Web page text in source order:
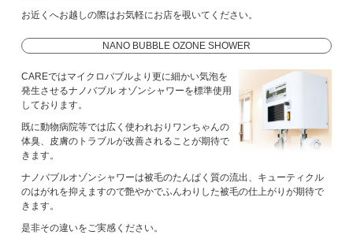
お近くへお越しの際はお気軽にお店を覗いてください。
NANO BUBBLE OZONE SHOWER
CAREではマイクロバブルより更に細かい気泡を
発生させるナノバブル オゾンシャワーを標準使用
しております。
既に動物病院等では広く使われおりワンちゃんの
体臭、皮膚のトラブルが改善されることが期待で
きます。
ナノバブルオゾンシャワーは被毛のたんぱく質の流出、キューティクル
のはがれを抑えますので艶やかでふんわりした被毛の仕上がりが期待で
きます。
是非その違いをご実感ください。